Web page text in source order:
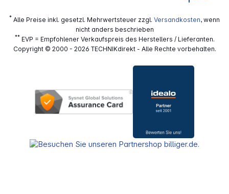
* Alle Preise inkl. gesetzl. Mehrwertsteuer zzgl. Versandkosten, wenn
nicht anders beschrieben
**EVP = Empfohlener Verkaufspreis des Herstellers / Lieferanten.
Copyright © 2000 - 2026 TECHNIKdirekt - Alle Rechte vorbehalten.